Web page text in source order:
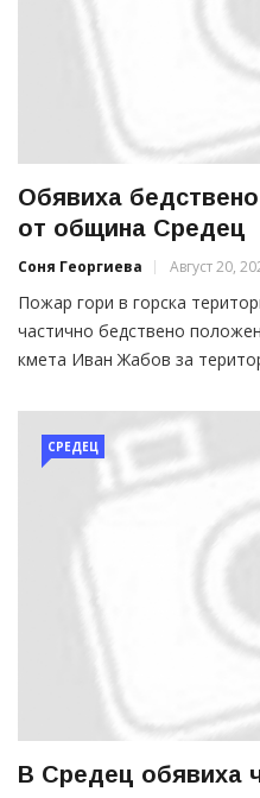
Обявиха
от община Средец
Соня Георгиева Август 20,
Пожар гори в горска
частично бедствено
кмета Иван Жабов за
СРЕДЕЦ
В Средец обявиха